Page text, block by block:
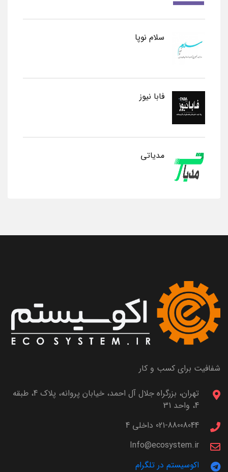
سلام نوپا
فابا نیوز
مدیاتی
شفافیت برای کسب و کار
تهران، بزرگراه جلال آل احمد، خیابان پروانه، پلاک 4، طبقه
4، واحد 31
021-88008044 داخلی 4
Info@ecosystem.ir
اکوسیستم در تلگرام